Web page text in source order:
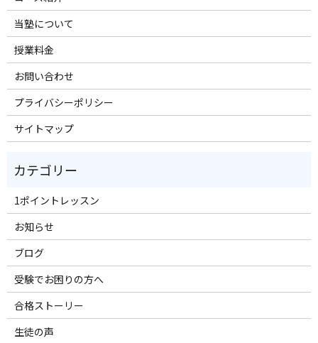
当塾について
授業料金
お問い合わせ
プライバシーポリシー
サイトマップ
1ポイントレッスン
お知らせ
ブログ
受験でお困りの方へ
合格ストーリー
生徒の声